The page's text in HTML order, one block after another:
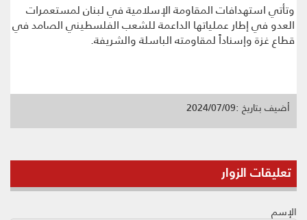
وتأتي استهدافات المقاومة الإسلامية في لبنان لمستعمرات
العدو في إطار عملياتها الداعمة للشعب الفلسطيني الصامد في
قطاع غزة وإسناداً لمقاومته الباسلة ‌‏‌‏‌‌‌‏والشريفة.
أضيف بتاريخ :2024/07/09
تعليقات الزوار
الإسم